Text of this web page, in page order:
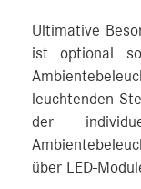
Ultimative
ist optional
leuchtenden
der
über LED-